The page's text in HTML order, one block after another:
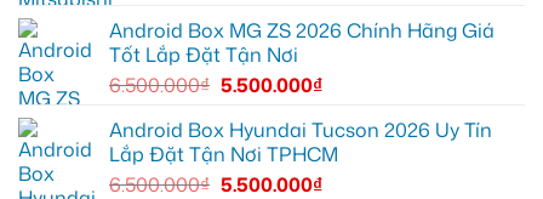
Android Box MG ZS 2026 Chính Hãng Giá
Tốt Lắp Đặt Tận Nơi
6.500.000₫ 5.500.000₫
Android Box Hyundai Tucson 2026 Uy Tín
Lắp Đặt Tận Nơi TPHCM
6.500.000₫ 5.500.000₫